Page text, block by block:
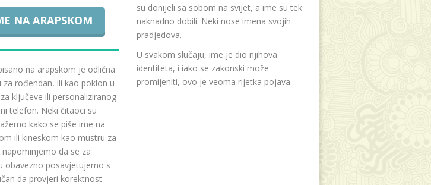
NA ARAPSKOM
na arapskom je odlična
za rođendan, ili kao poklon u
ključeve ili personaliziranog
telefon. Neki čitaoci su
kako se piše ime na
ili kineskom kao mustru za
da se za
obavezno posavjetujemo s
da provjeri korektnost
su donijeli sa sobom na svijet, a ime su tek
naknadno dobili. Neki nose imena svojih
pradjedova.
U svakom slučaju, ime je dio njihova
identiteta, i iako se zakonski može
promijeniti, ovo je veoma rijetka pojava.